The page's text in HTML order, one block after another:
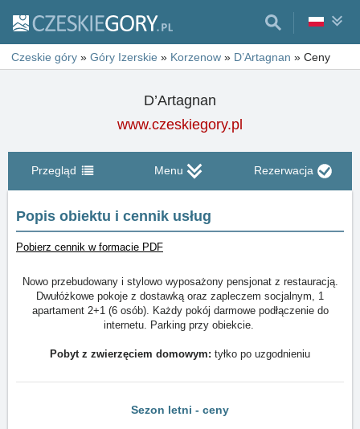
Czeskie góry » Góry Izerskie » Korzenow » D’Artagnan » Ceny
D’Artagnan
www.czeskiegory.pl
Przegląd Menu Rezerwacja
Popis obiektu i cennik usług
Pobierz cennik w formacie PDF
Nowo przebudowany i stylowo wyposażony pensjonat z restauracją.
Dwułóżkowe pokoje z dostawką oraz zapleczem socjalnym, 1
apartament 2+1 (6 osób). Każdy pokój darmowe podłączenie do
internetu. Parking przy obiekcie.
Pobyt z zwierzęciem domowym: tyłko po uzgodnieniu
Sezon letni - ceny